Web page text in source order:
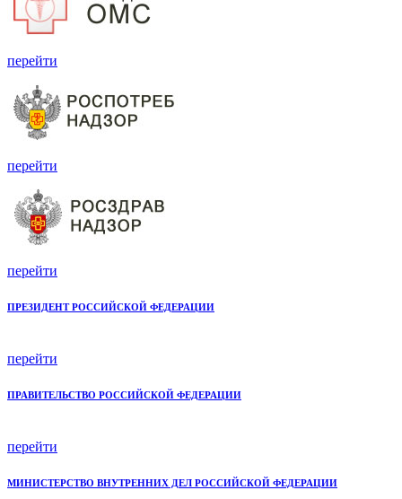
перейти
перейти
перейти
ПРЕЗИДЕНТ РОССИЙСКОЙ ФЕДЕРАЦИИ
перейти
ПРАВИТЕЛЬСТВО РОССИЙСКОЙ ФЕДЕРАЦИИ
перейти
МИНИСТЕРСТВО ВНУТРЕННИХ ДЕЛ РОССИЙСКОЙ ФЕДЕРАЦИИ